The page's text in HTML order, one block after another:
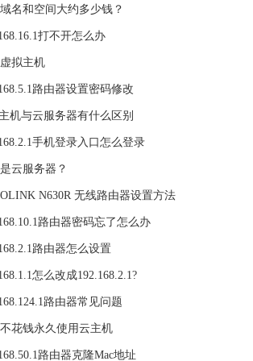
名和空间大约多少钱？
打不开怎么办
拟主机
路由器设置密码修改
机与云服务器有什么区别
手机登录入口怎么登录
云服务器？
N630R 无线路由器设置方法
路由器密码忘了怎么办
路由器怎么设置
怎么改成192.168.2.1?
路由器常见问题
花钱永久使用云主机
路由器克隆Mac地址